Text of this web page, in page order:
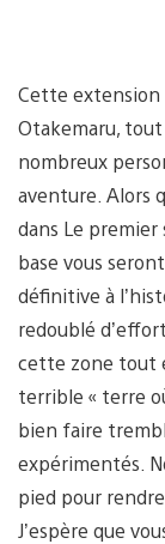
Cette
Otakemaru,
nombreux
aventure. Alors
dans Le premier
base vous
définitive à
redoublé
cette zone tout
terrible « terre
bien faire
expérimentés.
pied pour
J’espère que